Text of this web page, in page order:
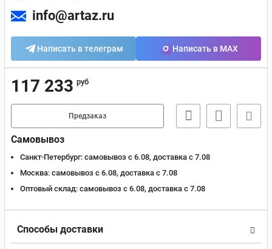
info@artaz.ru
Написать в телеграм Написать в MAX
117 233 руб
Предзаказ
Самовывоз
Санкт-Петербург: самовывоз с 6.08, доставка c 7.08
Москва: самовывоз с 6.08, доставка c 7.08
Оптовый склад: самовывоз с 6.08, доставка c 7.08
Способы доставки